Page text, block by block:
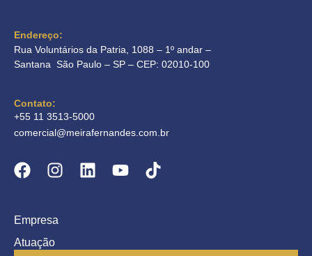
Endereço:
Rua Voluntários da Patria, 1088 – 1º andar –
Santana São Paulo – SP – CEP: 02010-100
Contato:
+55 11 3513-5000
comercial@meirafernandes.com.br
Empresa
Atuação